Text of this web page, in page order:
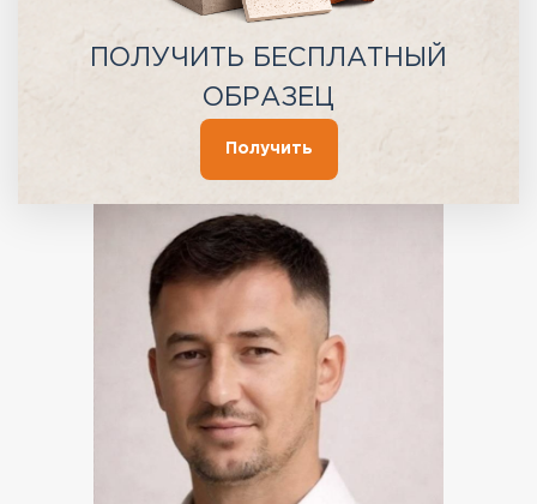
ПОЛУЧИТЬ БЕСПЛАТНЫЙ
ОБРАЗЕЦ
Получить